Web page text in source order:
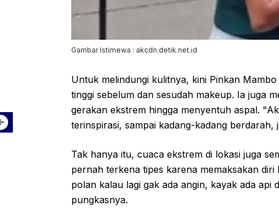
Gambar Istimewa : akcdn.detik.net.id
Untuk melindungi kulitnya, kini Pinkan
tinggi sebelum dan sesudah makeup. Ia juga
gerakan ekstrem hingga menyentuh aspal.
terinspirasi, sampai kadang-kadang berdarah,
Tak hanya itu, cuaca ekstrem di lokasi juga
pernah terkena tipes karena memaksakan
polan kalau lagi gak ada angin, kayak ada api
pungkasnya.